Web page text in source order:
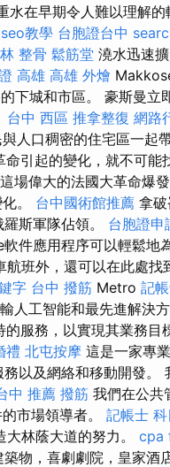
在早期令人難以理解
seo教學 台胞證台中
整骨 鬆筋堂 澆水迅速
高雄 高雄 外燴
下城和市區。 豪斯曼立
台中 西區 推拿整復 網路
人口稠密的住宅區一起
引起的變化，就不可能
場偉大的法國大革命爆
。 台中國術館推薦 拿
斯軍隊佔領。 台胞證申
件應用程序可以輕鬆地
班外，還可以在此處找
字 台中 撥筋 Metro 記
人工智能和最先進解決
的服務，以實現其業務目
禮 北屯按摩 這是一家專
以及網絡和移動開發。
中 推薦 撥筋 我們在公共
市場領導者。 記帳士 科
林蔭大道的努力。 cpa
物，喜劇劇院，皇家酒